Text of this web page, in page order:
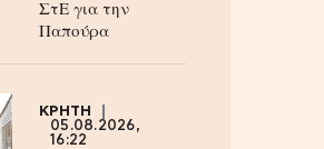
ΣτΕ για την
Παπούρα
ΚΡΗΤΗ
05.08.2026,
16:22